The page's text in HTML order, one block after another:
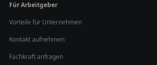
Für Arbeitgeber
Vorteile für Unternehmen
Kontakt aufnehmen
Fachkraft anfragen